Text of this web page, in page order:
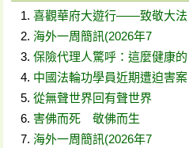
喜觀華府大遊行——致敬大法
海外一周簡訊(2026年7
保險代理人驚呼：這麼健康的
中國法輪功學員近期遭迫害案
從無聲世界回有聲世界
害佛而死 敬佛而生
海外一周簡訊(2026年7